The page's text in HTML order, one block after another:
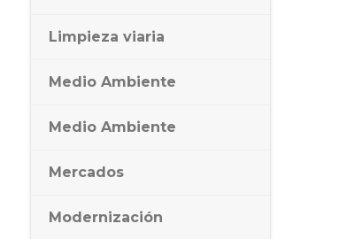
Limpieza viaria
Medio Ambiente
Medio Ambiente
Mercados
Modernización